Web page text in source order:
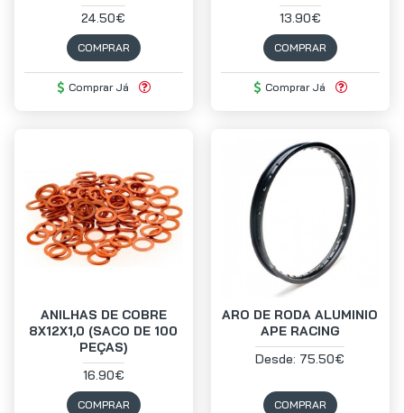
24.50€
COMPRAR
Comprar Já
13.90€
COMPRAR
Comprar Já
ANILHAS DE COBRE
8X12X1,0 (SACO DE 100
PEÇAS)
16.90€
COMPRAR
ARO DE RODA ALUMINIO
APE RACING
Desde: 75.50€
COMPRAR